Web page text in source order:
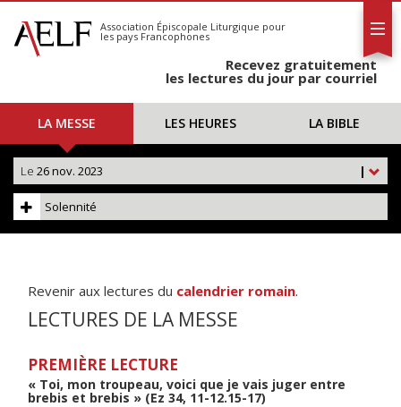
S'abonner
Calendrier
Association Épiscopale Liturgique pour
les pays Francophones
Recevez gratuitement
les lectures du jour par courriel
LA MESSE LES HEURES LA BIBLE
|
Le 26 nov. 2023
Solennité
Revenir aux lectures du calendrier romain.
LECTURES DE LA MESSE
PREMIÈRE LECTURE
« Toi, mon troupeau, voici que je vais juger entre
brebis et brebis » (Ez 34, 11-12.15-17)